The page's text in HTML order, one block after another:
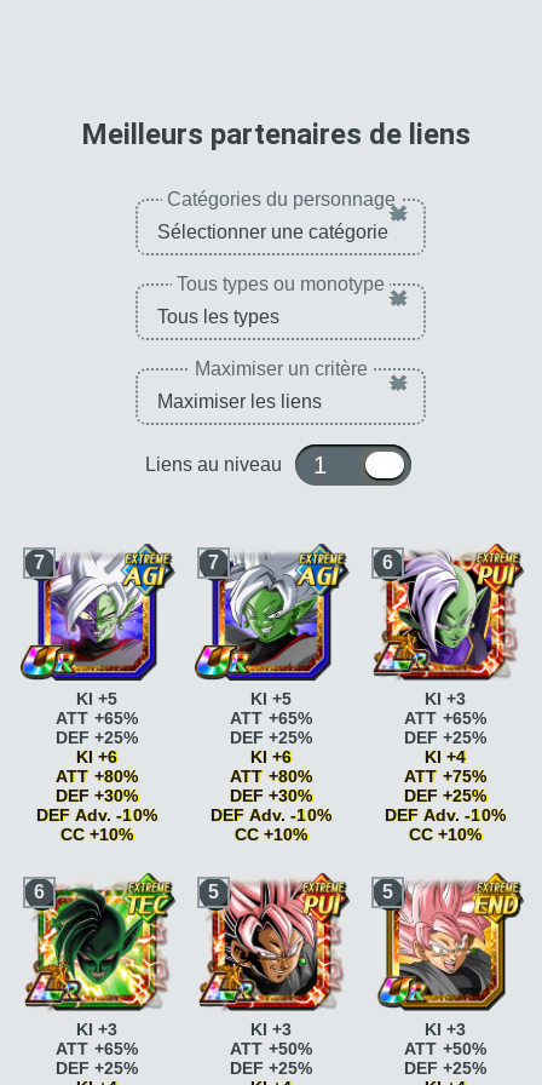
Meilleurs partenaires de liens
Catégories du personnage×
Tous types ou monotype ×
Maximiser un critère ×
Liens au niveau 1 ou 10
7
Guerrier fusionné
+2
Guerrier fusionnéKI
+2 ATT +5% DEF +5%
Combat acharnéATT
+15%
Combat acharnéATT
+20%
ATT +25% DEF
+25% <=80% HP
ATT +25% DEF
KI +5
ATT +65%
DEF +25%
KI +6
ATT +80%
DEF +30%
DEF Adv. -10%
CC +10%
7
Guerrier fusionné
+2
Guerrier fusionnéKI
+2 ATT +5% DEF +5%
Combat acharnéATT
+15%
Combat acharnéATT
+20%
ATT +25% DEF
+25% <=80% HP
ATT +25% DEF
KI +5
ATT +65%
DEF +25%
KI +6
ATT +80%
DEF +30%
DEF Adv. -10%
CC +10%
6
Combat acharnéATT
+15%
Combat acharnéATT
+20%
BossATT +25% DEF
+25% <=80% HP
BossATT +25% DEF
+25%
Peur et désespoir
+2
Peur et désespoir
KI +3
ATT +65%
DEF +25%
KI +4
ATT +75%
DEF +25%
DEF Adv. -10%
CC +10%
6
KI +3
ATT +65%
DEF +25%
5
KI +3
ATT +50%
DEF +25%
5
KI +3
ATT +50%
DEF +25%